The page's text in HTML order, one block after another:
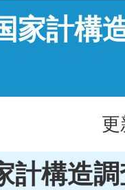
家計構
計構造